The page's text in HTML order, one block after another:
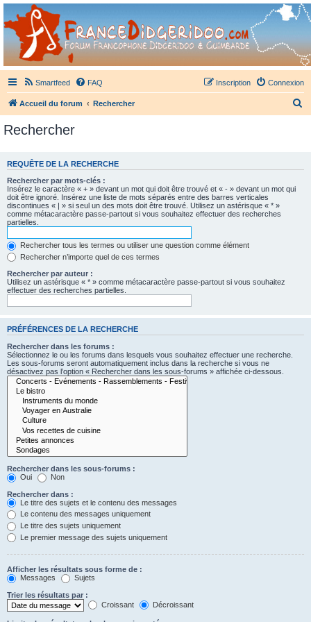
France Didgeridoo
Didgeridoo et Guimbarde sur France Didgeridoo - retrouvez la communauté.
Smartfeed FAQ Connexion
Inscription
Accueil du forum Rechercher
e
Rechercher
REQUÊTE DE LA RECHERCHE
Rechercher par mots-clés :
Insérez le caractère « + » devant un mot qui doit être trouvé et « - » devant un mot qui
doit être ignoré. Insérez une liste de mots séparés entre des barres verticales
discontinues « | » si seul un des mots doit être trouvé. Utilisez un astérisque « * »
comme métacaractère passe-partout si vous souhaitez effectuer des recherches
partielles.
Rechercher tous les termes ou utiliser une question comme élément
Rechercher n’importe quel de ces termes
Rechercher par auteur :
Utilisez un astérisque « * » comme métacaractère passe-partout si vous souhaitez
effectuer des recherches partielles.
PRÉFÉRENCES DE LA RECHERCHE
Rechercher dans les forums :
Sélectionnez le ou les forums dans lesquels vous souhaitez effectuer une recherche.
Les sous-forums seront automatiquement inclus dans la recherche si vous ne
désactivez pas l’option « Rechercher dans les sous-forums » affichée ci-dessous.
Rechercher dans les sous-forums :
Oui
Non
Rechercher dans :
Le titre des sujets et le contenu des messages
Le contenu des messages uniquement
Le titre des sujets uniquement
Le premier message des sujets uniquement
Afficher les résultats sous forme de :
Messages
Sujets
Trier les résultats par :
Croissant
Décroissant